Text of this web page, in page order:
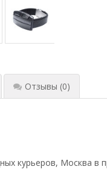
Отзывы (0)
курьеров, Москва в